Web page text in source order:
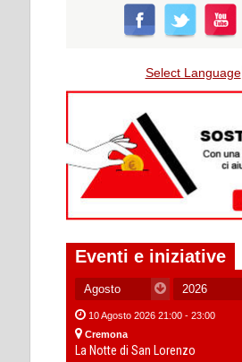
Select Language
Eventi e iniziative
10 Agosto 2026 21:00 - 23:00
Cremona
La Notte di San Lorenzo